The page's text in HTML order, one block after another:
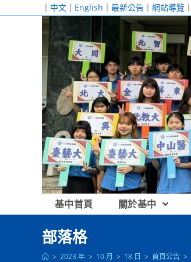
｜ 中文 ｜ English ｜ 最新公告 ｜ 網站導覽 ｜
基中首頁 關於基中
部落格
> 2023 年 > 10 月 > 18 日 > 首頁公告 >